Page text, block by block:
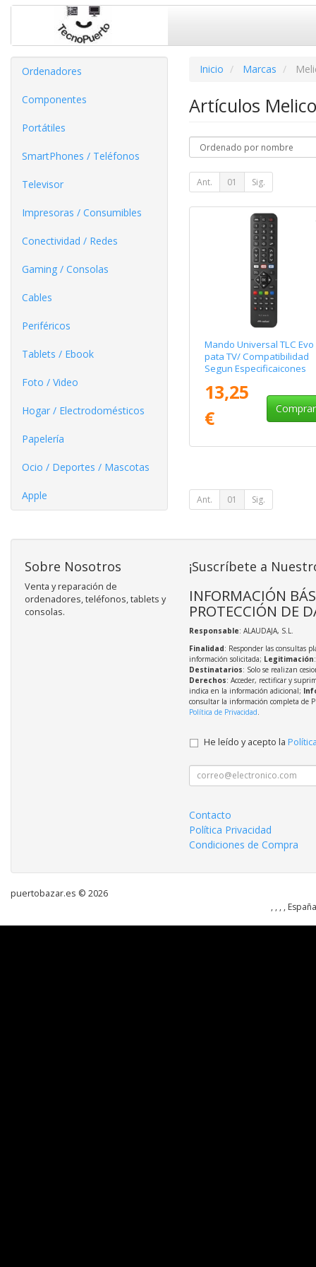
Ordenadores
Componentes
Portátiles
SmartPhones / Teléfonos
Televisor
Impresoras / Consumibles
Conectividad / Redes
Gaming / Consolas
Cables
Periféricos
Tablets / Ebook
Foto / Video
Hogar / Electrodomésticos
Papelería
Ocio / Deportes / Mascotas
Apple
Inicio Marcas
Artículos
Ant. 01 Sig.
Mando Universal TLC Evo
pata TV/ Compatibilidad
Segun Especificaicones
13,25
€
Comprar
Ant. 01 Sig.
Sobre Nosotros
Venta y reparación de
ordenadores, teléfonos, tablets y
consolas.
¡Suscríbete a
INFORMACIÓN
PROTECCIÓN DE
Responsable: ALAUDAJA, S.L.
Finalidad: Responder las consultas
información solicitada; Legitimación
Destinatarios: Solo se realizan
Derechos: Acceder, rectificar y
indica en la información adicional;
consultar la información completa de
Política de Privacidad.
He leído y acepto la
Contacto
Política Privacidad
Condiciones de Compra
puertobazar.es © 2026
, , , ,